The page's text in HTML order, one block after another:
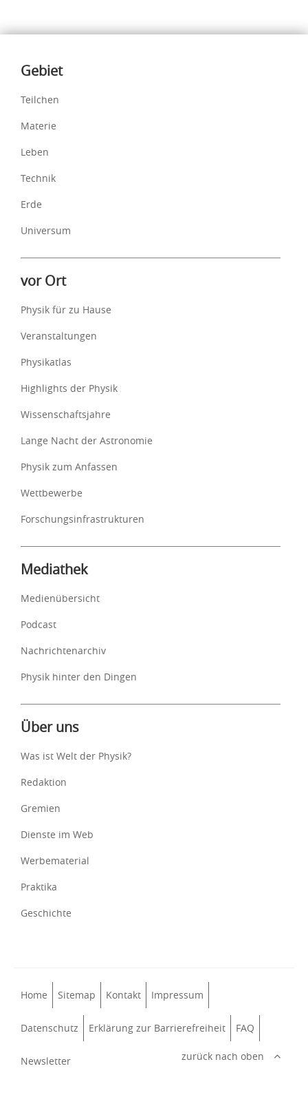
Inhalte
Gebiet
Teilchen
Materie
Leben
Technik
Erde
Universum
vor Ort
Physik für zu Hause
Veranstaltungen
Physikatlas
Highlights der Physik
Wissenschaftsjahre
Lange Nacht der Astronomie
Physik zum Anfassen
Wettbewerbe
Forschungsinfrastrukturen
Mediathek
Medienübersicht
Podcast
Nachrichtenarchiv
Physik hinter den Dingen
Über uns
Was ist Welt der Physik?
Redaktion
Gremien
Dienste im Web
Werbematerial
Praktika
Geschichte
Home Sitemap Kontakt Impressum
Datenschutz Erklärung zur Barrierefreiheit FAQ
Newsletter zurück nach oben